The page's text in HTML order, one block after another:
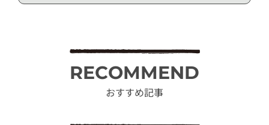
RECOMMEND
おすすめ記事